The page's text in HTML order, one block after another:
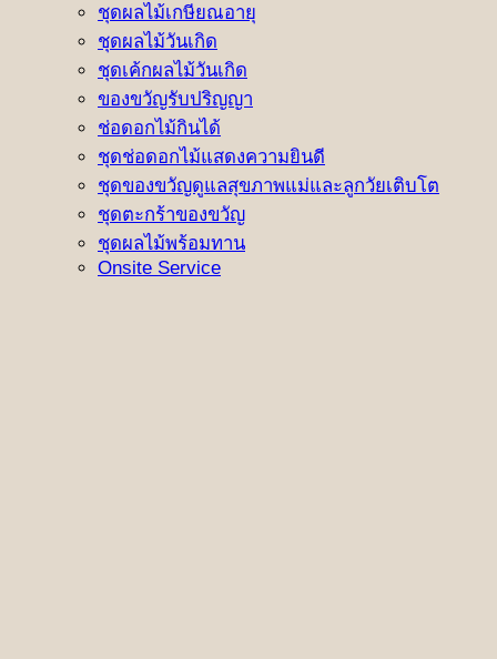
ชุดผลไม้เกษียณอายุ
ชุดผลไม้วันเกิด
ชุดเค้กผลไม้วันเกิด
ของขวัญรับปริญญา
ช่อดอกไม้กินได้
ชุดช่อดอกไม้แสดงความยินดี
ชุดของขวัญดูแลสุขภาพแม่และลูกวัยเติบโต
ชุดตะกร้าของขวัญ
ชุดผลไม้พร้อมทาน
Onsite Service